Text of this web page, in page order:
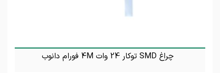
چراغ SMD توکار 24 وات 4M فورام دانوب